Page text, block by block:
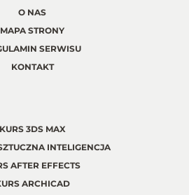
O NAS
MAPA STRONY
SERWISU
KONTAKT
KURS 3DS MAX
INTELIGENCJA
AFTER EFFECTS
ARCHICAD